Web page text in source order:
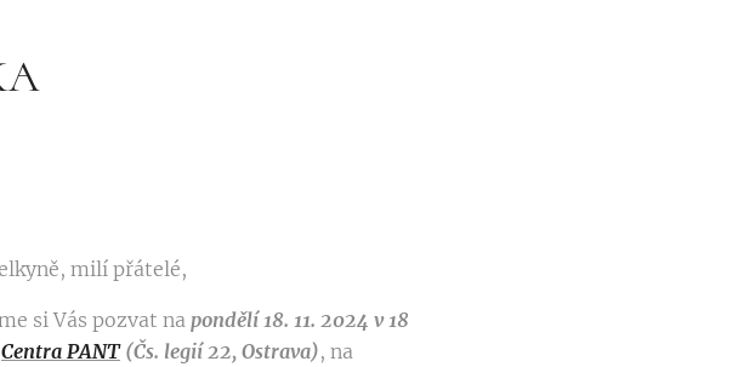
milí přátelé,
si Vás pozvat napondělí 18. 11. 2024 v 18
Centra PANT(Čs. legií 22, Ostrava), na